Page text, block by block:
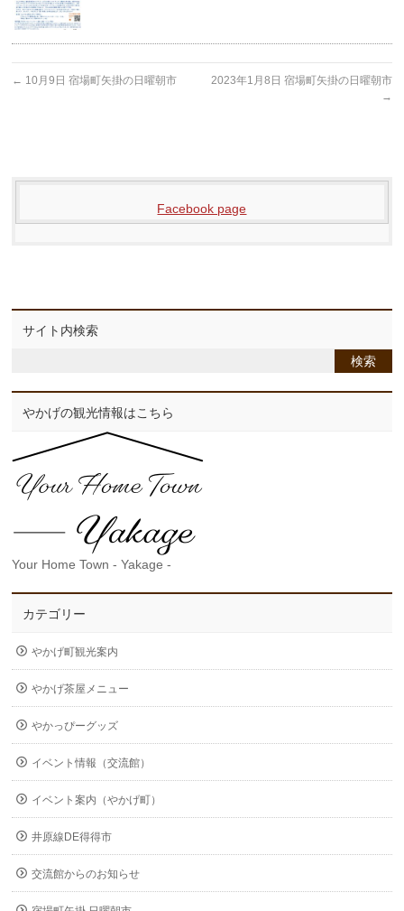
← 10月9日 宿場町矢掛の日曜朝市
2023年1月8日 宿場町矢掛の日曜朝市
→
Facebook page
サイト内検索
やかげの観光情報はこちら
Your Home Town - Yakage -
カテゴリー
やかげ町観光案内
やかげ茶屋メニュー
やかっぴーグッズ
イベント情報（交流館）
イベント案内（やかげ町）
井原線DE得得市
交流館からのお知らせ